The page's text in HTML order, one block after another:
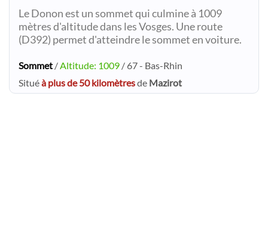
Le Donon est un sommet qui culmine à 1009
mètres d'altitude dans les Vosges. Une route
(D392) permet d'atteindre le sommet en voiture.
Sommet /Altitude: 1009 / 67 - Bas-Rhin
Situéà plus de 50 kilomètresde Mazirot